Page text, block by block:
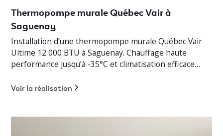
Thermopompe murale Québec Vair à
Saguenay
Installation d’une thermopompe murale Québec Vair
Ultime 12 000 BTU à Saguenay. Chauffage haute
performance jusqu’à -35°C et climatisation efficace
Voir la réalisation